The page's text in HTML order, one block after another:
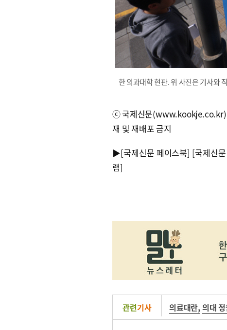
한 의과대학 현판. 위 사진은 기사와
ⓒ국제신문
재 및 재배포 금지
▶[국제신문 페이스북] [국제신
램]
관련기사 의료대란,의대 정